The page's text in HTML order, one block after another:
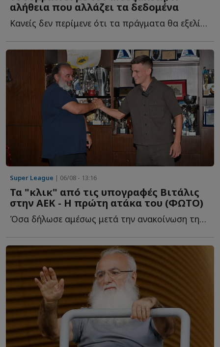
αλήθεια που αλλάζει τα δεδομένα
Κανείς δεν περίμενε ότι τα πράγματα θα εξελίσσονταν έ...
Super League | 06/08 - 13:16
Τα "κλικ" από τις υπογραφές Βιτάλις
στην ΑΕΚ - Η πρώτη ατάκα του (ΦΩΤΟ)
Όσα δήλωσε αμέσως μετά την ανακοίνωση της μεταγραφής τ...